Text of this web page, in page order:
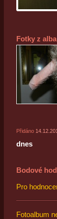
Fotky z alba
Přidáno
dnes
Bodové
Pro
Fotoalbum